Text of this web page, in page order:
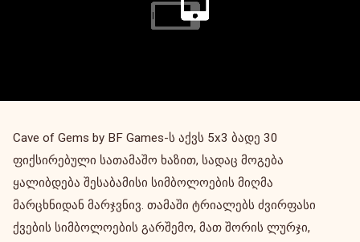
Cave of Gems by BF Games-ს აქვს 5x3 ბადე 30
ფიქსირებული სათამაშო ხაზით, სადაც მოგება
ყალიბდება შესაბამისი სიმბოლოების მიღმა
მარცხნიდან მარჯვნივ. თამაში ტრიალებს ძვირფასი
ქვების სიმბოლოების გარშემო, მათ შორის ლურჯი,